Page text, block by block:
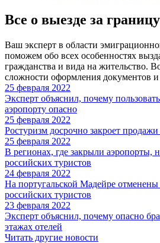
Все о выезде за границу
Ваш эксперт в области
поможем обо всех особенностях
гражданства и вида на жительство.
сложности оформления документов
25 февраля 2022
Эксперт объяснил, почему
аэропорту опасно
25 февраля 2022
Ростуризм досрочно закроет
25 февраля 2022
В регионах, где закрыли аэропорты,
российских туристов
24 февраля 2022
На португальской Мадейре отменены
российских туристов
23 февраля 2022
Эксперт объяснил, почему опасно
этажах отелей
Читать другие новости